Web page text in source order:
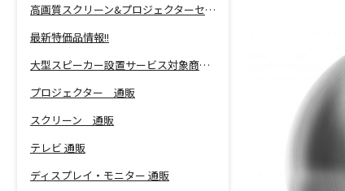
高画質スクリーン&プロジェクターセット超特価！
最新特価品情報!!
大型スピーカー設置サービス対象商品！
プロジェクター 通販
スクリーン 通販
テレビ 通販
ディスプレイ・モニター 通販